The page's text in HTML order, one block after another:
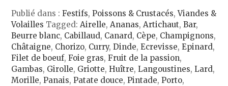
Publié dans :Festifs,Poissons & Crustacés,Viandes &
Volailles Tagged:Airelle,Ananas,Artichaut,Bar,
Beurre blanc, Cabillaud, Canard, Cèpe, Champignons,
Châtaigne, Chorizo, Curry,Dinde,Ecrevisse,Epinard,
Filet de boeuf,Foie gras,Fruit de la passion,
Gambas, Girolle, Griotte,Huître,Langoustines,Lard,
Morille,Panais,Patate douce,Pintade,Porto,